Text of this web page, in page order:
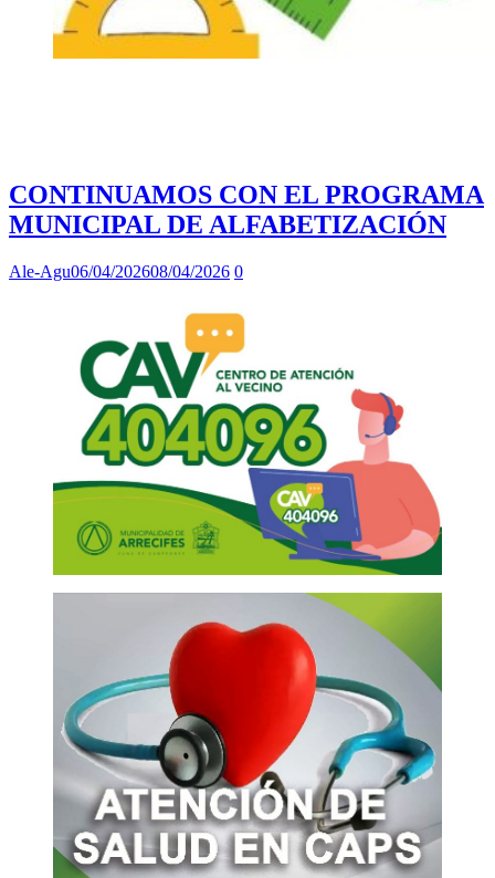
CONTINUAMOS CON EL PROGRAMA
MUNICIPAL DE ALFABETIZACIÓN
Ale-Agu06/04/202608/04/2026 0